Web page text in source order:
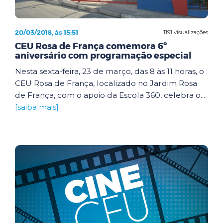
1191 visualizações
20/03/2018, às 15:51
CEU Rosa de França comemora 6º
aniversário com programação especial
Nesta sexta-feira, 23 de março, das 8 às 11 horas, o
CEU Rosa de França, localizado no Jardim Rosa
de França, com o apoio da Escola 360, celebra o...
[saiba mais]